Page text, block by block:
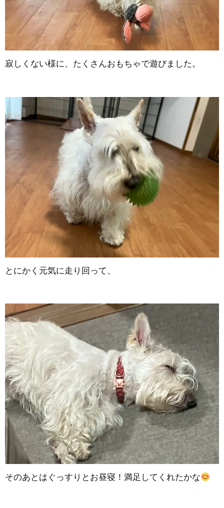
寂しくない様に、たくさんおもちゃで遊びました。
とにかく元気に走り回って、
そのあとはぐっすりとお昼寝！満足してくれたかな